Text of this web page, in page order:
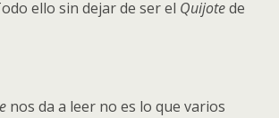
ello sin dejar de ser el Quijotede
nos da a leer no es lo que varios